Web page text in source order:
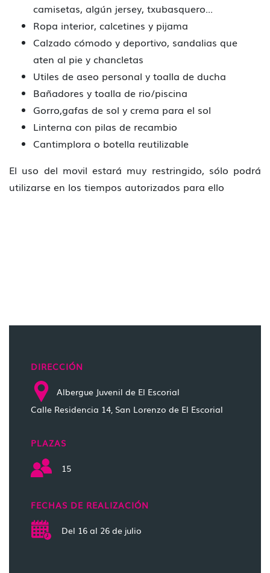
camisetas, algún jersey, txubasquero...
Ropa interior, calcetines y pijama
Calzado cómodo y deportivo, sandalias que
aten al pie y chancletas
Utiles de aseo personal y toalla de ducha
Bañadores y toalla de rio/piscina
Gorro,gafas de sol y crema para el sol
Linterna con pilas de recambio
Cantimplora o botella reutilizable
El uso del movil estará muy restringido, sólo podrá
utilizarse en los tiempos autorizados para ello
DIRECCIÓN
Albergue Juvenil de El Escorial
Calle Residencia 14, San Lorenzo de El Escorial
PLAZAS
15
FECHAS DE REALIZACIÓN
Del 16 al 26 de julio